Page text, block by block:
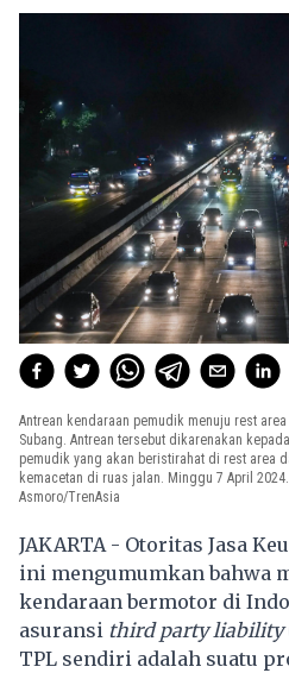
Antrean kendaraan pemudik menuju rest area
Subang. Antrean tersebut dikarenakan
pemudik yang akan beristirahat di rest area
kemacetan di ruas jalan. Minggu 7 April
Asmoro/TrenAsia
JAKARTA - Otoritas Jasa
ini mengumumkan bahwa
kendaraan bermotor di
asuransi third party liability
TPL sendiri adalah suatu